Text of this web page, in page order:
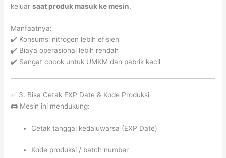
keluarsaat produk masuk ke mesin.
Manfaatnya:
✔️ Konsumsi nitrogen lebih efisien
✔️ Biaya operasional lebih rendah
✔️ Sangat cocok untuk UMKM dan pabrik kecil
✅ 3. Bisa Cetak EXP Date & Kode Produksi
🖨️ Mesin ini mendukung:
Cetak tanggal kedaluwarsa (EXP Date)
Kode produksi / batch number